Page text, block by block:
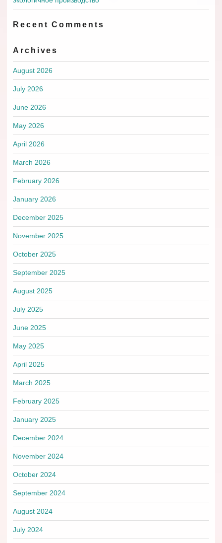
Recent Comments
Archives
August 2026
July 2026
June 2026
May 2026
April 2026
March 2026
February 2026
January 2026
December 2025
November 2025
October 2025
September 2025
August 2025
July 2025
June 2025
May 2025
April 2025
March 2025
February 2025
January 2025
December 2024
November 2024
October 2024
September 2024
August 2024
July 2024